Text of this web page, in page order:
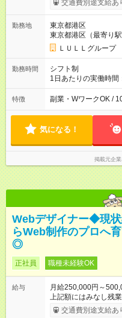
万円～＋業績賞与＋
万6，610円分）を含
キルを考慮し初任給
す！ ◎昇給年1回（研修終了後） ◎賞与年2回（2月・8月）＋業
績賞与あり ◤スキルアップも、収入アップも。◢ 入社後の成長
や頑張りは、しっか
上アップした社員も。 エンジニアへの還元率は業界高水準
87％。 スキルを磨い
す！ 【試用期間】試用期間あり 試用期間の長さ：6ヶ月 ※ 雇用
形態と給与に、本採
中途採用（契約社員
なし残業代を含みま
別途支給いたします
交通費別途支給あ
勤務地
東京都港区
東京都港区（最寄り駅
ＬＵＬＬグループ
勤務時間
シフト制
1日あたりの実働時
間は異なります 【シフト例】 ・10時00分～19時00分 ・9時00
分～18時
特徴 副業・WワークOK /
気になる！
掲載元企業
Webデザイナー◆現
らWeb制作のプロへ
◎
正社員 職種未経験OK
給与
月給250,000円～
上記額にはみなし残
ます。 みなし残業代
交通費別途支給あ